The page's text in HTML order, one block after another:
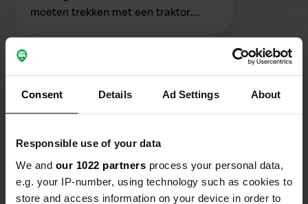
Consent Details Ad Settings About
Responsible use of your data
We and our 1022 partners process your personal data,
e.g. your IP-number, using technology such as cookies to
store and access information on your device in order to
moeten trekken met een traktor.
heel veel jonge kinderen door de wc’s
te rennen. En wil je wifi? Dan betaal
dag. En dan werkt die niet